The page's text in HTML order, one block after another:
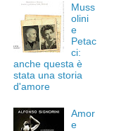
Muss
olini
e
Petac
ci:
anche questa è
stata una storia
d'amore
Amor
e